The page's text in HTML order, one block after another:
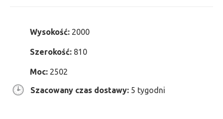
Wysokość: 2000
Szerokość: 810
Moc: 2502
Szacowany czas dostawy: 5 tygodni